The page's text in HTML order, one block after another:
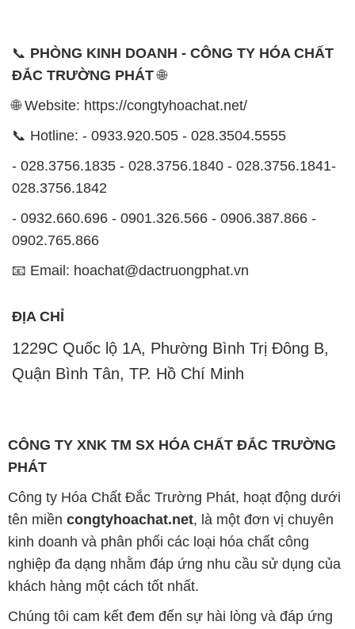
- 028.3756.1835 - 028.3756.1840 - 028.3756.1841-
0902.765.866
📧 Email: hoachat@dactruongphat.vn
ĐỊA CHỈ
1229C Quốc lộ 1A, Phường Bình Trị Đông B,
Quận Bình Tân, TP. Hồ Chí Minh
CÔNG TY XNK TM SX HÓA CHẤT ĐẮC TRƯỜNG
PHÁT
kinh doanh và phân phối các loại hóa chất công
nghiệp đa dạng nhằm đáp ứng nhu cầu sử dụng của
khách hàng một cách tốt nhất.
Chúng tôi cam kết đem đến sự hài lòng và đáp ứng
mọi nhu cầu của khách hàng với tiêu chí hàng đầu.
Với tầm nhìn đó, chúng tôi không chỉ cung cấp các
sản phẩm hóa chất chất lượng cao mà còn đảm bảo
giá thành hợp lý, phù hợp với mọi ngân sách.